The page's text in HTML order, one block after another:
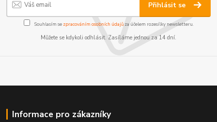
Přihlásit se
Souhlasím se zpracováním osobních údajůza účelem rozesílky newsletteru.
Můžete se kdykoli odhlásit. Zasíláme jednou za 14 dní.
Informace pro zákazníky